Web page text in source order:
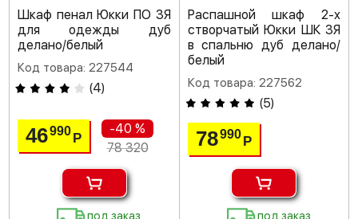
Шкаф пенал Юкки ПО 3Я
для одежды дуб
делано/белый
Код товара: 227544
(4)
46990Р
-40 %
78 320
под заказ
Распашной шкаф 2-х
створчатый Юкки ШК 3Я
в спальню дуб делано/
белый
Код товара: 227562
(5)
78990 Р
под заказ